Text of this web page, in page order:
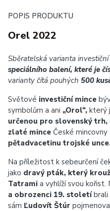
POPIS PRODUKTU
Orel 2022
Sběratelská varianta
speciálního balení, které je
varianty čítá pouhých 500
Světové investiční mince
symbolům a ani „Orol“, který
určenou pro slovenský trh,
zlaté mince České mincovny
pětadvacetinu trojské
Na příležitost k sebeurčení
jako dravý pták, který
Tatrami a vyhlíží svou kořist.
a obrozenci 19. stoletíbrali
sám Ľudovít Štúr